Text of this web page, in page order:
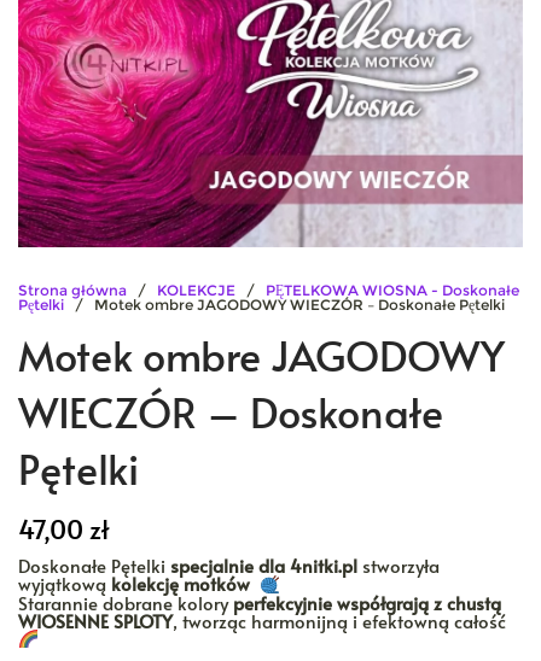
Strona główna / KOLEKCJE / PĘTELKOWA WIOSNA - Doskonałe
Pętelki / Motek ombre JAGODOWY WIECZÓR – Doskonałe Pętelki
Motek ombre JAGODOWY
WIECZÓR – Doskonałe
Pętelki
47,00 zł
Doskonałe Pętelki specjalnie dla 4nitki.pl stworzyła
wyjątkową kolekcję motków
Starannie dobrane koloryperfekcyjnie współgrają z chustą
WIOSENNE SPLOTY, tworząc harmonijną i efektowną całość